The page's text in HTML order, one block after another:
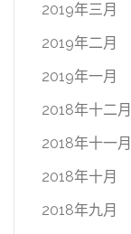
2019年三月
2019年二月
2019年一月
2018年十二月
2018年十一月
2018年十月
2018年九月